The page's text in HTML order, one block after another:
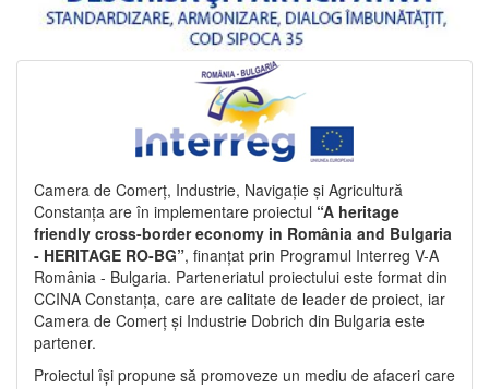
Camera de Comerț, Industrie, Navigație și Agricultură
Constanța are în implementare proiectul “A heritage
friendly cross-border economy in România and Bulgaria
- HERITAGE RO-BG”, finanțat prin Programul Interreg V-A
România - Bulgaria. Parteneriatul proiectului este format din
CCINA Constanța, care are calitate de leader de proiect, iar
Camera de Comerț și Industrie Dobrich din Bulgaria este
partener.
Proiectul își propune să promoveze un mediu de afaceri care